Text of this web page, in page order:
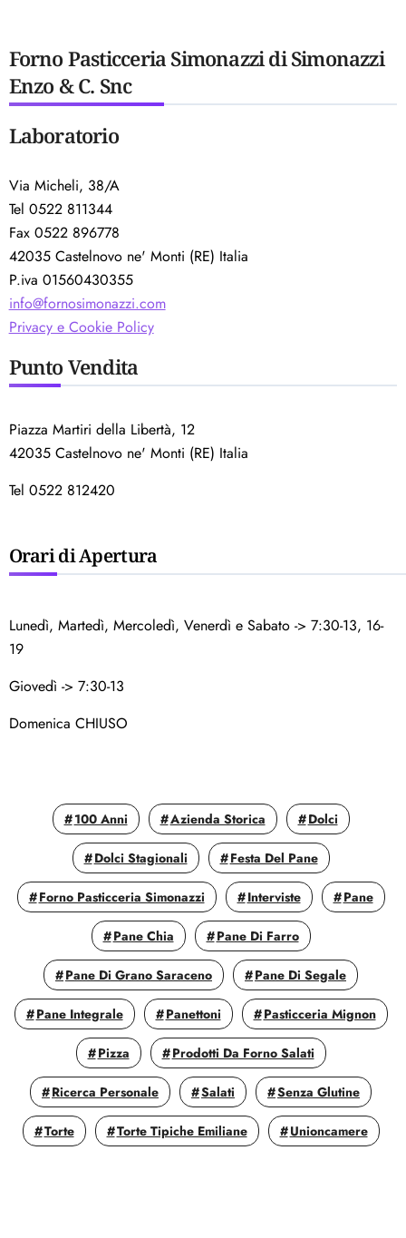
Forno Pasticceria Simonazzi di Simonazzi
Enzo & C. Snc
Laboratorio
Via Micheli, 38/A
Tel 0522 811344
Fax 0522 896778
42035 Castelnovo ne' Monti (RE) Italia
P.iva 01560430355
info@fornosimonazzi.com
Privacy e Cookie Policy
Punto Vendita
Piazza Martiri della Libertà, 12
42035 Castelnovo ne' Monti (RE) Italia
Tel 0522 812420
Orari di Apertura
Lunedì, Martedì, Mercoledì, Venerdì e Sabato -> 7:30-13, 16-
19
Giovedì -> 7:30-13
Domenica CHIUSO
100 Anni Azienda Storica Dolci
Dolci Stagionali Festa Del Pane
Forno Pasticceria Simonazzi Interviste Pane
Pane Chia Pane Di Farro
Pane Di Grano Saraceno Pane Di Segale
Pane Integrale Panettoni Pasticceria Mignon
Pizza Prodotti Da Forno Salati
Ricerca Personale Salati Senza Glutine
Torte Torte Tipiche Emiliane Unioncamere